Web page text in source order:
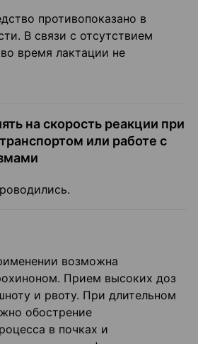
противопоказано в
В связи с отсутствием
время лактации не
на скорость реакции при
или работе с
возможна
Прием высоких доз
и рвоту. При длительном
обострение
в почках и